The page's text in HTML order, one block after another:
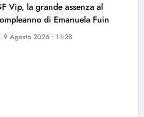
Vip, la grande assenza al
di Emanuela Fuin
9 Agosto 2026 • 11:28